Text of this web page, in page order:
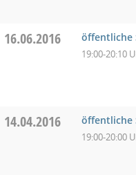
16.06.2016 öffentliche
19:00-20:10
14.04.2016 öffentliche
19:00-20:00